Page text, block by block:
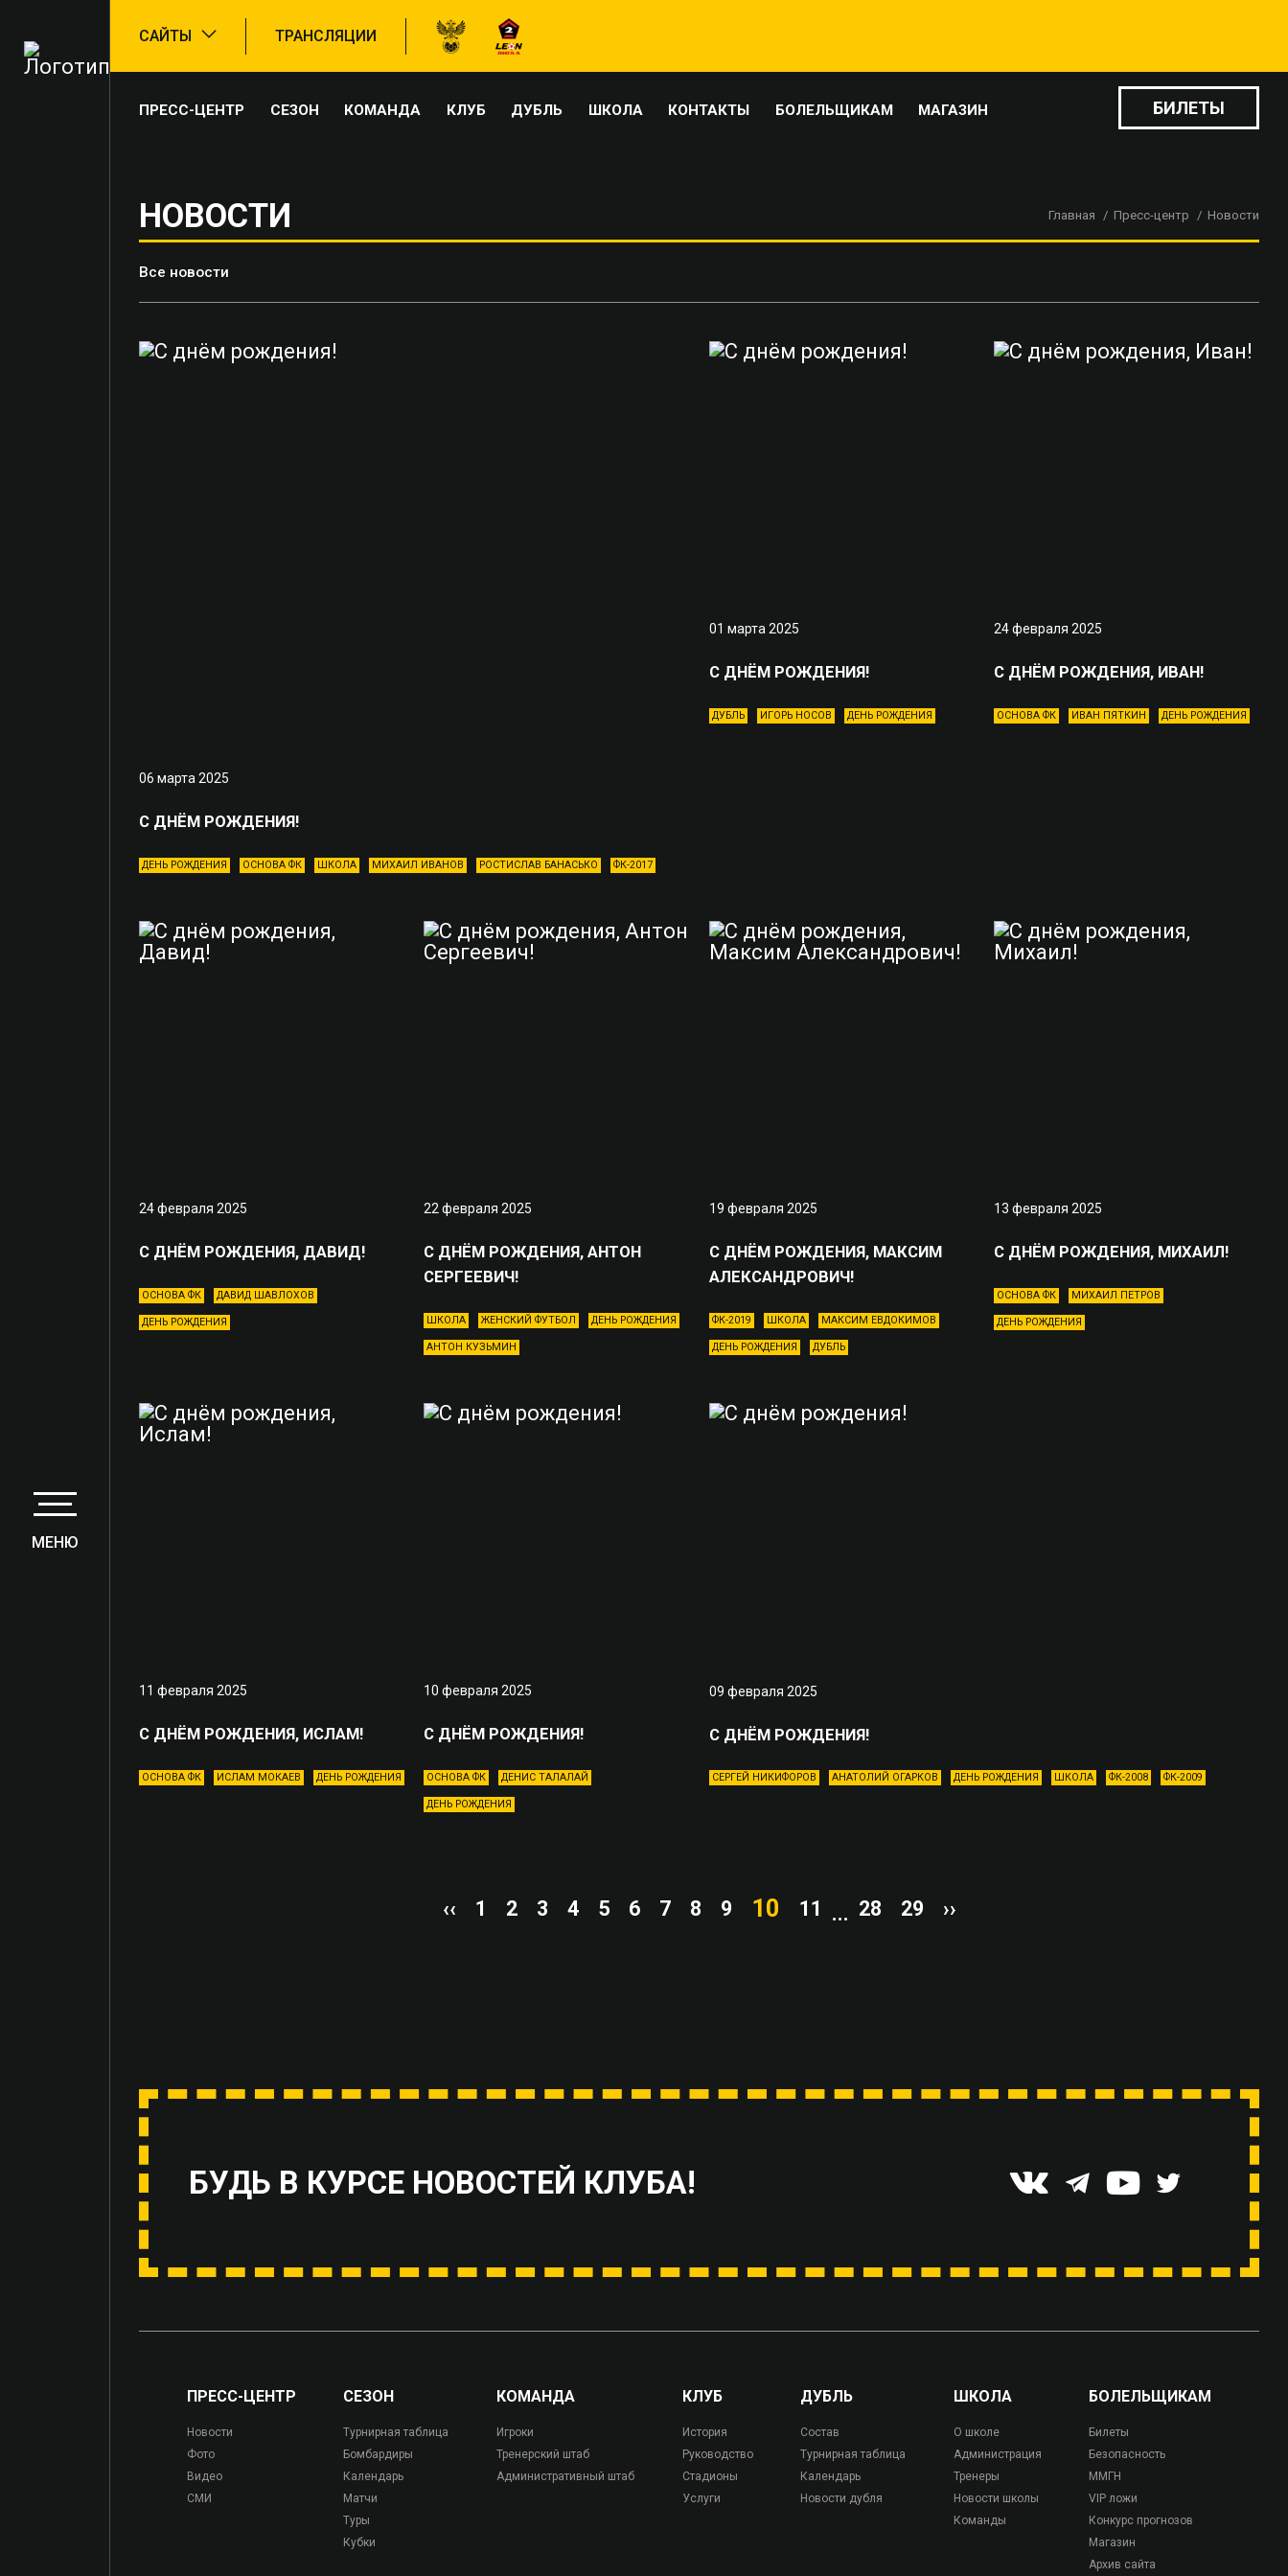
САЙТЫ ТРАНСЛЯЦИИ
ПРЕСС-ЦЕНТР СЕЗОН КОМАНДА КЛУБ ДУБЛЬ ШКОЛА КОНТАКТЫ БОЛЕЛЬЩИКАМ МАГАЗИН БИЛЕТЫ
МЕНЮ
НОВОСТИ Главная Пресс-центр Новости
Все новости
06 марта 2025
С ДНЁМ РОЖДЕНИЯ!
ДЕНЬ РОЖДЕНИЯ ОСНОВА ФК ШКОЛА МИХАИЛ ИВАНОВ РОСТИСЛАВ БАНАСЬКО ФК-2017
01 марта 2025
С ДНЁМ РОЖДЕНИЯ!
ДУБЛЬ ИГОРЬ НОСОВ ДЕНЬ РОЖДЕНИЯ
24 февраля 2025
С ДНЁМ РОЖДЕНИЯ, ИВАН!
ОСНОВА ФК ИВАН ПЯТКИН ДЕНЬ РОЖДЕНИЯ
24 февраля 2025
С ДНЁМ РОЖДЕНИЯ, ДАВИД!
ОСНОВА ФК ДАВИД ШАВЛОХОВ
ДЕНЬ РОЖДЕНИЯ
22 февраля 2025
С ДНЁМ РОЖДЕНИЯ, АНТОН
СЕРГЕЕВИЧ!
ШКОЛА ЖЕНСКИЙ ФУТБОЛ ДЕНЬ РОЖДЕНИЯ
АНТОН КУЗЬМИН
19 февраля 2025
С ДНЁМ РОЖДЕНИЯ, МАКСИМ
АЛЕКСАНДРОВИЧ!
ФК-2019 ШКОЛА МАКСИМ ЕВДОКИМОВ
ДЕНЬ РОЖДЕНИЯ ДУБЛЬ
13 февраля 2025
С ДНЁМ РОЖДЕНИЯ, МИХАИЛ!
ОСНОВА ФК МИХАИЛ ПЕТРОВ
ДЕНЬ РОЖДЕНИЯ
11 февраля 2025
С ДНЁМ РОЖДЕНИЯ, ИСЛАМ!
ОСНОВА ФК ИСЛАМ МОКАЕВ ДЕНЬ РОЖДЕНИЯ
10 февраля 2025
С ДНЁМ РОЖДЕНИЯ!
ОСНОВА ФК ДЕНИС ТАЛАЛАЙ
ДЕНЬ РОЖДЕНИЯ
09 февраля 2025
С ДНЁМ РОЖДЕНИЯ!
СЕРГЕЙ НИКИФОРОВ АНАТОЛИЙ ОГАРКОВ ДЕНЬ РОЖДЕНИЯ ШКОЛА ФК-2008 ФК-2009
‹‹ 1 2 3 4 5 6 7 8 9 10 11 ... 28 29 ››
БУДЬ В КУРСЕ НОВОСТЕЙ КЛУБА!
ПРЕСС-ЦЕНТР
Новости
Фото
Видео
СМИ
СЕЗОН
Турнирная таблица
Бомбардиры
Календарь
Матчи
Туры
Кубки
КОМАНДА
Игроки
Тренерский штаб
Административный штаб
КЛУБ
История
Руководство
Стадионы
Услуги
ДУБЛЬ
Состав
Турнирная таблица
Календарь
Новости дубля
ШКОЛА
О школе
Администрация
Тренеры
Новости школы
Команды
БОЛЕЛЬЩИКАМ
Билеты
Безопасность
ММГН
VIP ложи
Конкурс прогнозов
Магазин
Архив сайта